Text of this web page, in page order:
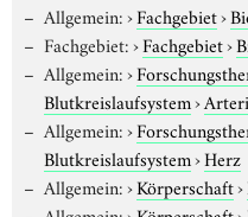
Allgemein:›Fachgebiet›
Fachgebiet:›Fachgebiet›
Allgemein:›
Blutkreislaufsystem›
Allgemein:›
Blutkreislaufsystem›Herz
Allgemein:›Körperschaft›